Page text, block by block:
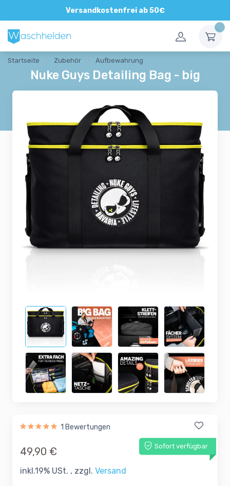
Versandkostenfrei ab 50€
Direkte und persönliche Beratung
Startseite Zubehör Aufbewahrung
Nuke Guys Detailing Bag - big
1 Bewertungen
Sofort verfügbar
49,90 €
inkl.19% USt. , zzgl. Versand